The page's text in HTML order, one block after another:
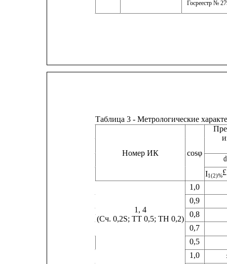
Госреестр №
Таблица 3 - Метрологические
Номер ИК
cosφ
d
I1(2)%
1, 4
(Сч. 0,2S; ТТ 0,5; ТН 0,2)
1,0
0,9
0,8
0,7
0,5
1,0